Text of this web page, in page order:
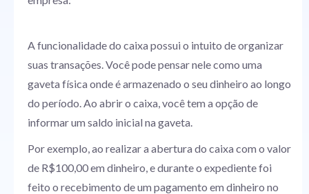
A funcionalidade do caixa possui o intuito de organizar
suas transações. Você pode pensar nele como uma
gaveta física onde é armazenado o seu dinheiro ao longo
do período. Ao abrir o caixa, você tem a opção de
informar um saldo inicial na gaveta.
Por exemplo, ao realizar a abertura do caixa com o valor
de R$100,00 em dinheiro, e durante o expediente foi
feito o recebimento de um pagamento em dinheiro no